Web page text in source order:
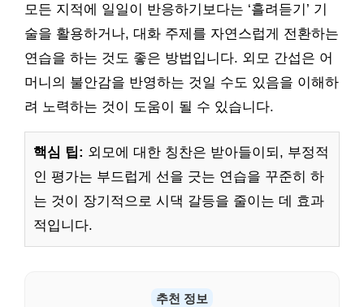
모든 지적에 일일이 반응하기보다는 ‘흘려듣기’ 기
술을 활용하거나, 대화 주제를 자연스럽게 전환하는
연습을 하는 것도 좋은 방법입니다. 외모 간섭은 어
머니의 불안감을 반영하는 것일 수도 있음을 이해하
려 노력하는 것이 도움이 될 수 있습니다.
핵심 팁: 외모에 대한 칭찬은 받아들이되, 부정적
인 평가는 부드럽게 선을 긋는 연습을 꾸준히 하
는 것이 장기적으로 시댁 갈등을 줄이는 데 효과
적입니다.
추천 정보